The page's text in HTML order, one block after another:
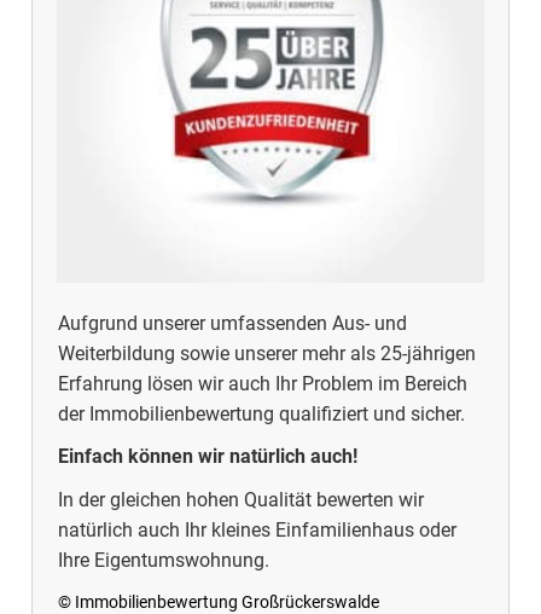
Aufgrund unserer umfassenden Aus- und
Weiterbildung sowie unserer mehr als 25-jährigen
Erfahrung lösen wir auch Ihr Problem im Bereich
der Immobilienbewertung qualifiziert und sicher.
Einfach können wir natürlich auch!
In der gleichen hohen Qualität bewerten wir
natürlich auch Ihr kleines Einfamilienhaus oder
Ihre Eigentumswohnung.
© Immobilienbewertung Großrückerswalde